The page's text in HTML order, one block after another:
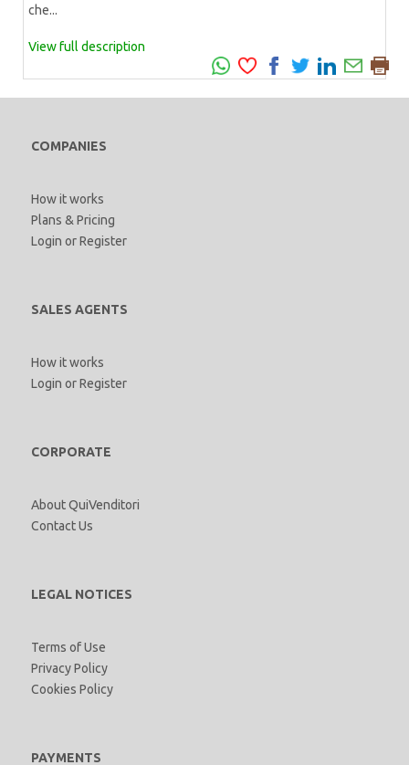
che...
View full description
COMPANIES
How it works
Plans & Pricing
Login orRegister
SALES AGENTS
How it works
Login orRegister
CORPORATE
About QuiVenditori
Contact Us
LEGAL NOTICES
Terms of Use
Privacy Policy
Cookies Policy
PAYMENTS